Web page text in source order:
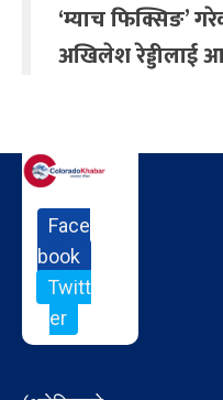
‘म्याच फिक्सिङ’
अखिलेश रेड्डीलाई
Face
book
Twitt
er